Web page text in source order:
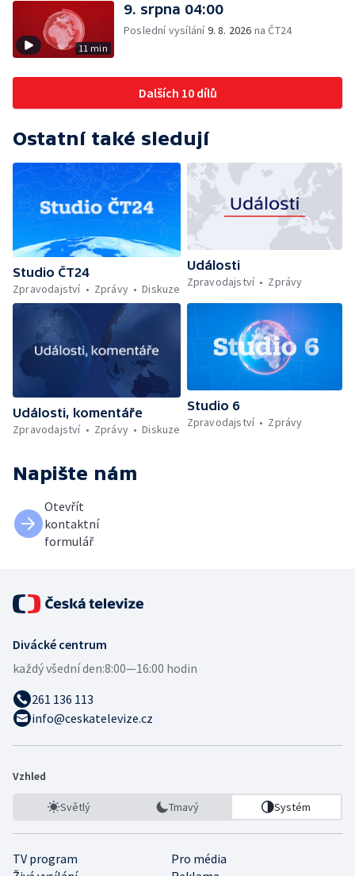
11 min
9. srpna 04:00
Poslední vysílání9. 8. 2026 na ČT24
Dalších 10 dílů
Ostatní také sledují
Studio ČT24
Zpravodajství
Zprávy Diskuze
Události
Zpravodajství
Zprávy
Události, komentáře
Zpravodajství
Zprávy Diskuze
Studio 6
Zpravodajství
Zprávy
Napište nám
Otevřít
kontaktní
formulář
Divácké centrum
každý všední den:8:00—16:00 hodin
261 136 113
info@ceskatelevize.cz
Vzhled
Světlý Tmavý Systém
TV program
Pro média